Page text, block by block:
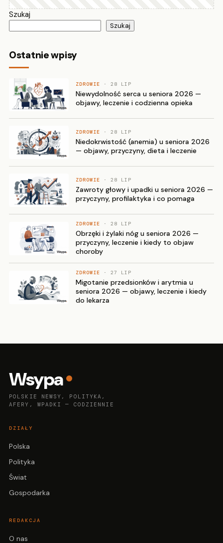
Szukaj
Szukaj
Ostatnie wpisy
ZDROWIE · 28 LIP
Niewydolność serca u seniora 2026 —
objawy, leczenie i codzienna opieka
ZDROWIE · 28 LIP
Niedokrwistość (anemia) u seniora 2026
— objawy, przyczyny, dieta i leczenie
ZDROWIE · 28 LIP
Zawroty głowy i upadki u seniora 2026 —
przyczyny, profilaktyka i co pomaga
ZDROWIE · 28 LIP
Obrzęki i żylaki nóg u seniora 2026 —
przyczyny, leczenie i kiedy to objaw
choroby
ZDROWIE · 27 LIP
Migotanie przedsionków i arytmia u
seniora 2026 — objawy, leczenie i kiedy
do lekarza
Wsypa
POLSKIE NEWSY, POLITYKA,
AFERY, WPADKI — CODZIENNIE
DZIAŁY
Polska
Polityka
Świat
Gospodarka
REDAKCJA
O nas